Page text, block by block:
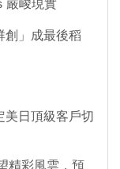
嚴峻現實
創」成最後稻
美日頂級客戶切
精彩風雲，預